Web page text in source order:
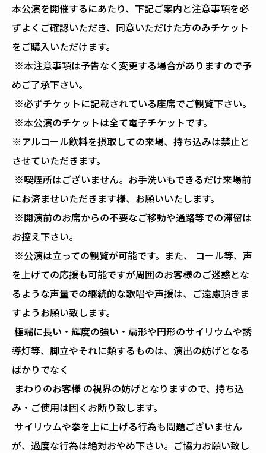
本公演を開催するにあたり、下記ご案内と注意事項を必
ずよくご確認いただき、同意いただけた方のみチケット
をご購入いただけます。
※本注意事項は予告なく変更する場合がありますので予
めご了承下さい。
※必ずチケットに記載されている座席でご観覧下さい。
※本公演のチケットは全て電子チケットです。
※アルコール飲料を摂取しての来場、持ち込みは禁止と
させていただきます。
※喫煙所はございません。お手洗いもできるだけ来場前
にお済ませいただきます様、お願いいたします。
※開演前のお席からの不要なご移動や通路等での滞留は
お控え下さい。
※公演は立っての観覧が可能です。また、 コール等、声
を上げての応援も可能ですが周囲のお客様のご迷惑とな
るような声量での継続的な歌唱や声援は、ご遠慮頂きま
すようお願い致します。
極端に長い・輝度の強い・扇形や円形のサイリウムや誘
導灯等、脚立やそれに類するものは、演出の妨げとなる
ばかりでなく
まわりのお客様 の視界の妨げとなりますので、持ち込
み・ご使用は固くお断り致します。
サイリウムや拳を上に上げる行為も問題ございません
が、過度な行為は絶対おやめ下さい。ご協力お願い致し